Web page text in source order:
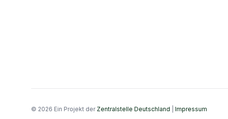
© 2026 Ein Projekt der Zentralstelle Deutschland Impressum